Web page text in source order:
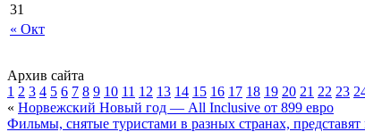
« Окт
31
Архив сайта
1 2 3 4 5 6 7 8 9 10 11 12 13 14 15 16 17 18 19 20 21 22 23
« Норвежский Новый год — All Inclusive от 899 евро
Фильмы, снятые туристами в разных странах, представят